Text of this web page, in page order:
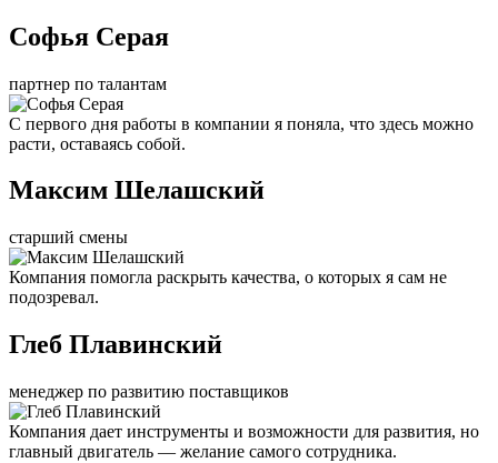
Софья Серая
партнер по талантам
С первого дня работы в компании я поняла, что здесь можно
расти, оставаясь собой.
Максим Шелашский
старший смены
Компания помогла раскрыть качества, о которых я сам не
подозревал.
Глеб Плавинский
менеджер по развитию поставщиков
Компания дает инструменты и возможности для развития, но
главный двигатель — желание самого сотрудника.